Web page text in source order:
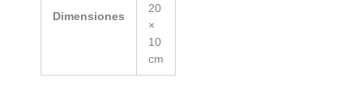
Dimensiones
20
×
10
cm